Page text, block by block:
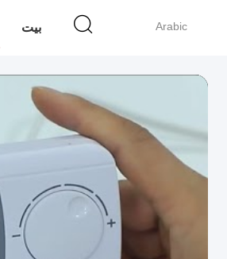
Arabic بيت